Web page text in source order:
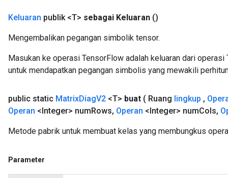
Keluaran publik <T> sebagai Keluaran ()
Mengembalikan pegangan simbolik tensor.
Masukan ke operasi TensorFlow adalah keluaran dari
untuk mendapatkan pegangan simbolis yang mewakili
public static MatrixDiagV2 <T> buat ( Ruang lingkup ,
Operan <Integer> numRows, Operan <Integer> numCols,
Metode pabrik untuk membuat kelas yang membungkus
Parameter